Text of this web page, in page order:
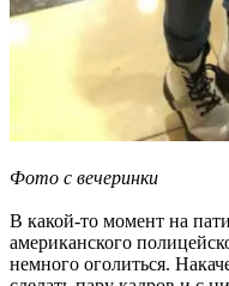
Фото с вечеринки
В какой-то момент на
американского
немного оголиться.